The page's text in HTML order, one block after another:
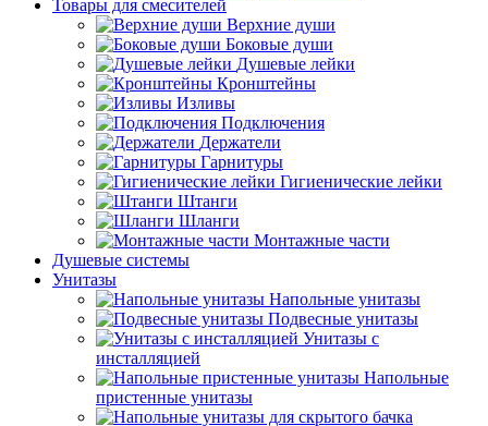
Товары для смесителей
Верхние души
Боковые души
Душевые лейки
Кронштейны
Изливы
Подключения
Держатели
Гарнитуры
Гигиенические лейки
Штанги
Шланги
Монтажные части
Душевые системы
Унитазы
Напольные унитазы
Подвесные унитазы
Унитазы с
инсталляцией
Напольные
пристенные унитазы